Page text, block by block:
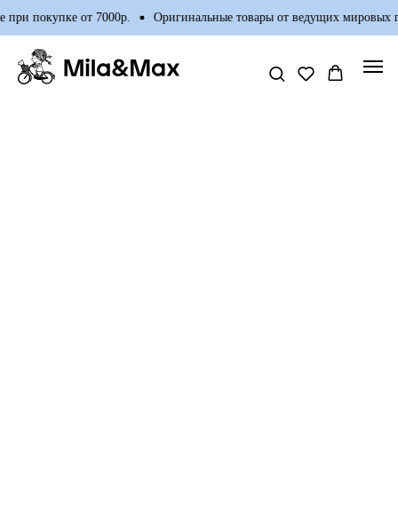
при покупке от 7000р. Оригинальные товары от ведущих мировых